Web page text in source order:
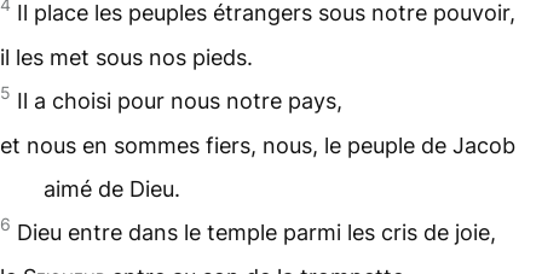
Il place les peuples étrangers sous notre pouvoir,
il les met sous nos pieds.
5 Il a choisi pour nous notre pays,
et nous en sommes fiers, nous, le peuple de Jacob
aimé de Dieu.
6 Dieu entre dans le temple parmi les cris de joie,